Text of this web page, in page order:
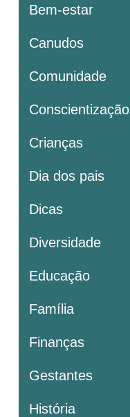
Bem-estar
Canudos
Comunidade
Conscientização
Crianças
Dia dos pais
Dicas
Diversidade
Educação
Família
Finanças
Gestantes
História